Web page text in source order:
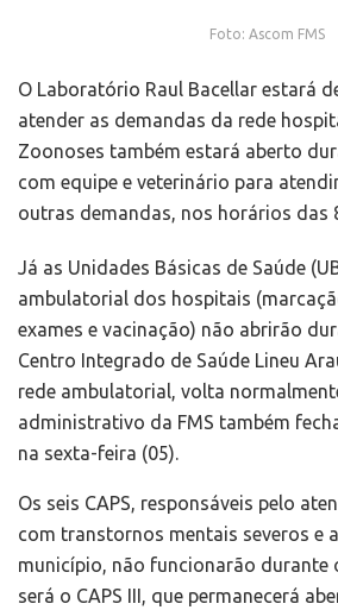
Foto: Ascom FMS
O Laboratório Raul Bacellar estará
atender as demandas da rede
Zoonoses também estará aberto
com equipe e veterinário para
outras demandas, nos horários das
Já as Unidades Básicas de Saúde
ambulatorial dos hospitais
exames e vacinação) não abrirão
Centro Integrado de Saúde Lineu
rede ambulatorial, volta
administrativo da FMS também
na sexta-feira (05).
Os seis CAPS, responsáveis pelo
com transtornos mentais severos e
município, não funcionarão durante
será o CAPS III, que permanecerá